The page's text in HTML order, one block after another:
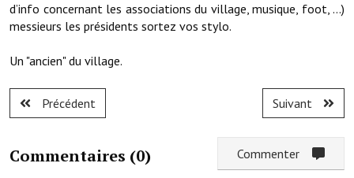
Projets et travaux en cours
Le bulletin municipal : Fressinfo & Le Fressinois
d’info concernant les associations du village, musique, foot, …)
messieurs les présidents sortez vos stylo.
Un "ancien" du village.
Précédent Suivant
Commentaires (0)